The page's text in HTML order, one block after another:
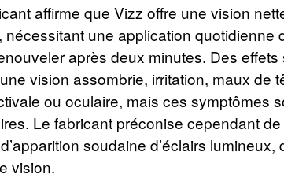
affirme que Vizz offre une vision
nécessitant une application quotidienne
après deux minutes. Des
vision assombrie, irritation, maux de
ou oculaire, mais ces symptômes
Le fabricant préconise cependant
soudaine d’éclairs lumineux,
vision.